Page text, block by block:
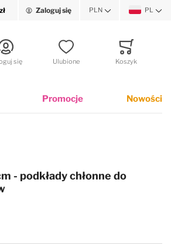
Zaloguj sięWalutaPLN PL
się Ulubione Koszyk
Promocje Nowości
- podkłady chłonne do